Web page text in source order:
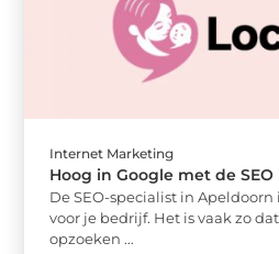
Internet Marketing
Hoog in Google met de
De SEO-specialist in
voor je bedrijf. Het is vaak zo
opzoeken ...